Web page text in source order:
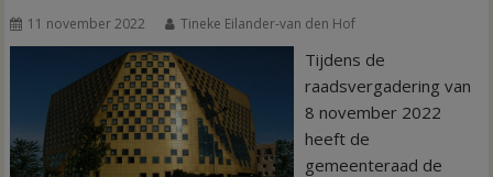
11 november 2022 Tineke Eilander-van den Hof
Tijdens de
raadsvergadering van
8 november 2022
heeft de
gemeenteraad de